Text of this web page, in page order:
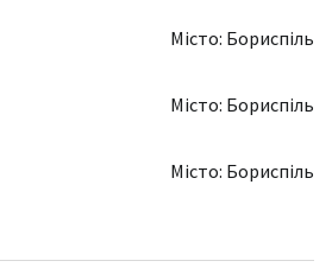
Місто: Бориспіль
Місто: Бориспіль
Місто: Бориспіль